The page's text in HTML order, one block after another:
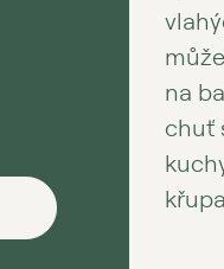
na
chuť